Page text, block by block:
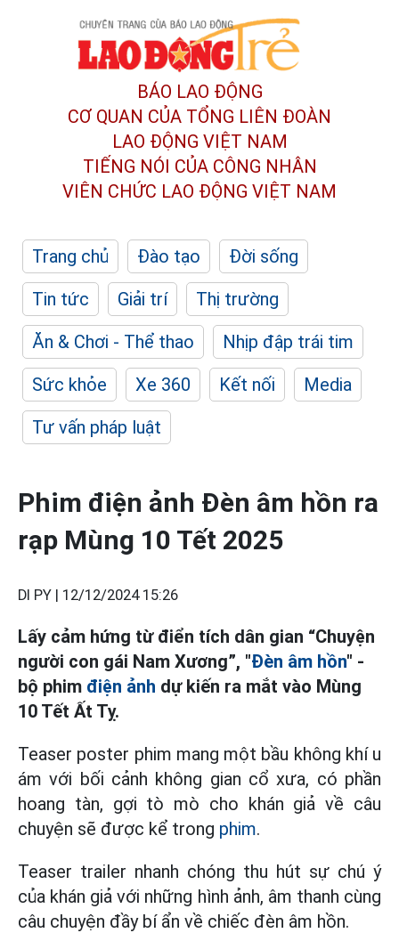
BÁO LAO ĐỘNG
CƠ QUAN CỦA TỔNG LIÊN ĐOÀN
LAO ĐỘNG VIỆT NAM
TIẾNG NÓI CỦA CÔNG NHÂN
VIÊN CHỨC LAO ĐỘNG VIỆT NAM
Trang chủ Đào tạo
Đời sống
Tin tức
Giải trí
Thị trường
Ăn & Chơi - Thể thao
Nhịp đập trái tim
Sức khỏe
Xe 360 Kết nối
Media
Tư vấn pháp luật
Phim điện ảnh Đèn âm hồn ra
rạp Mùng 10 Tết 2025
DI PY | 12/12/2024 15:26
Lấy cảm hứng từ điển tích dân gian “Chuyện
người con gái Nam Xương”, "Đèn âm hồn" -
bộ phim điện ảnh dự kiến ra mắt vào Mùng
10 Tết Ất Tỵ.
Teaser poster phim mang một bầu không khí u
ám với bối cảnh không gian cổ xưa, có phần
hoang tàn, gợi tò mò cho khán giả về câu
chuyện sẽ được kể trong phim.
Teaser trailer nhanh chóng thu hút sự chú ý
của khán giả với những hình ảnh, âm thanh cùng
câu chuyện đầy bí ẩn về chiếc đèn âm hồn.